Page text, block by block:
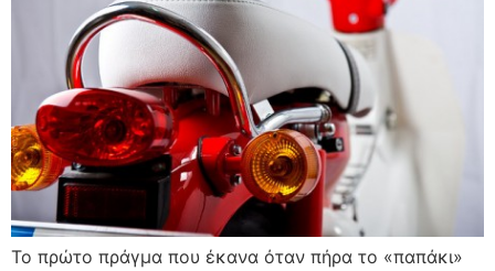
Το πρώτο πράγμα που έκανα όταν πήρα το «παπάκι»